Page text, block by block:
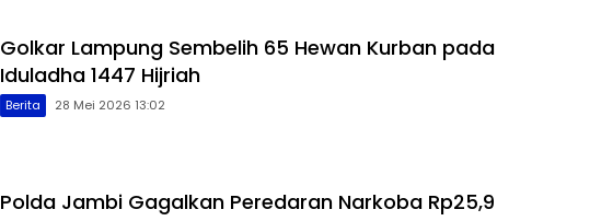
Golkar Lampung Sembelih 65 Hewan Kurban pada
Iduladha 1447 Hijriah
Berita 28 Mei 2026 13:02
Polda Jambi Gagalkan Peredaran Narkoba Rp25,9